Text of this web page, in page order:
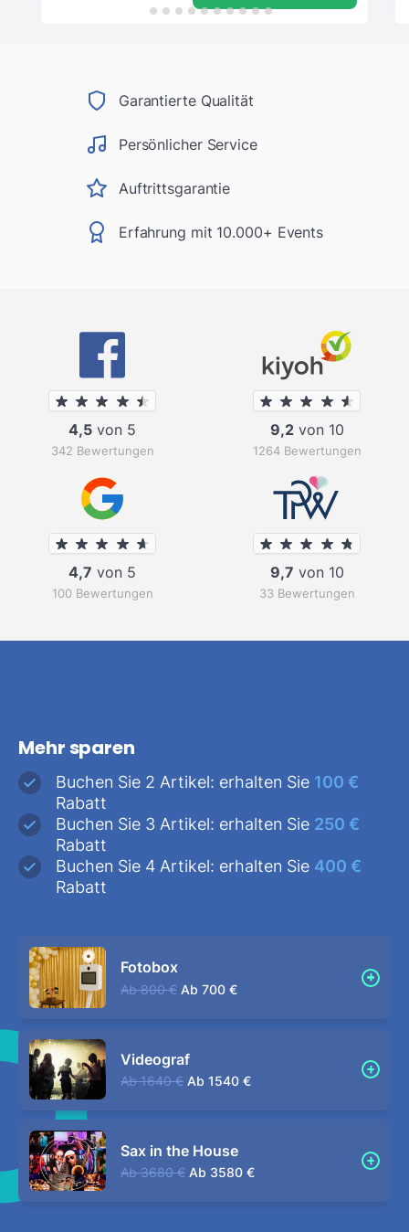
Garantierte Qualität
Persönlicher Service
Auftrittsgarantie
Erfahrung mit 10.000+ Events
4,5 von 5
342 Bewertungen
9,2von 10
1264 Bewertungen
4,7 von 5
100 Bewertungen
9,7 von 10
33 Bewertungen
Mehr sparen
Buchen Sie 2 Artikel: erhalten Sie 100 €
Rabatt
Buchen Sie 3 Artikel: erhalten Sie 250 €
Rabatt
Buchen Sie 4 Artikel: erhalten Sie 400 €
Rabatt
Fotobox
Ab 800 € Ab 700 €
Videograf
Ab 1640 € Ab 1540 €
Sax in the House
Ab 3680 € Ab 3580 €